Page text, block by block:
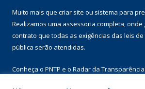
Muito mais que criar site ou sistema para
Realizamos uma assessoria completa, onde
contrato que todas as exigências das leis
pública serão atendidas.
Conheça o PNTP e o Radar da